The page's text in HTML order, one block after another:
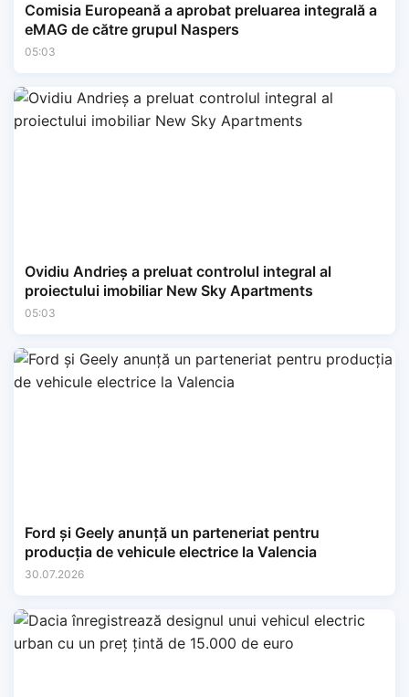
Comisia Europeană a aprobat preluarea integrală a
eMAG de către grupul Naspers
05:03
Ovidiu Andrieș a preluat controlul integral al
proiectului imobiliar New Sky Apartments
05:03
Ford și Geely anunță un parteneriat pentru
producția de vehicule electrice la Valencia
30.07.2026